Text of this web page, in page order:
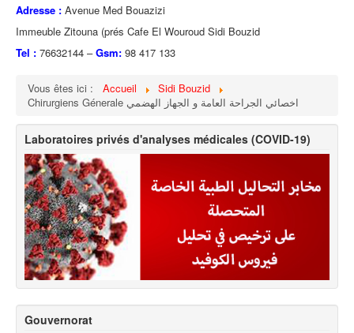
Adresse : Avenue Med Bouazizi
Immeuble Zitouna (prés Cafe El Wouroud Sidi Bouzid
Tel : 76632144 –Gsm: 98 417 133
Vous êtes ici : Accueil
Sidi Bouzid
Chirurgiens Génerale اخصائي الجراحة العامة و الجهاز الهضمي
Laboratoires privés d'analyses médicales (COVID-19)
Gouvernorat